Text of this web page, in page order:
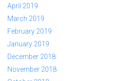
April 2019
March 2019
February 2019
January 2019
December 2018
November 2018